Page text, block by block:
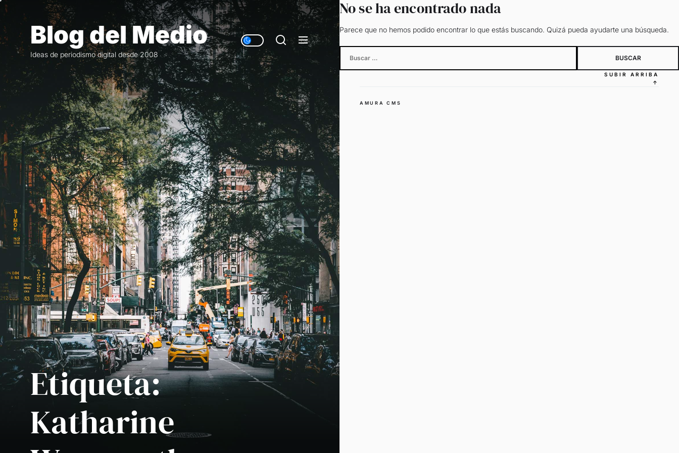
Saltar
contenidoBlog del Medio
Ideas de periodismo digital desde 2008
Etiqueta:
Katharine
No se ha encontrado nada
Parece que no hemos podido encontrar lo que estás buscando. Quizá pueda ayudarte una búsqueda.
SUBIR ARRIBA
↑
AMURA CMS